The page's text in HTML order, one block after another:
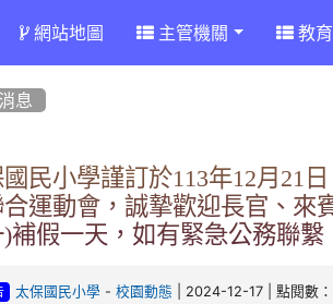
網站地圖 主管機關 教
息
民小學謹訂於113年12月21
合運動會，誠摯歡迎長官、來
補假一天，如有緊急公務聯繫
太保國民小學 - 校園動態 | 2024-12-17 | 點閱數